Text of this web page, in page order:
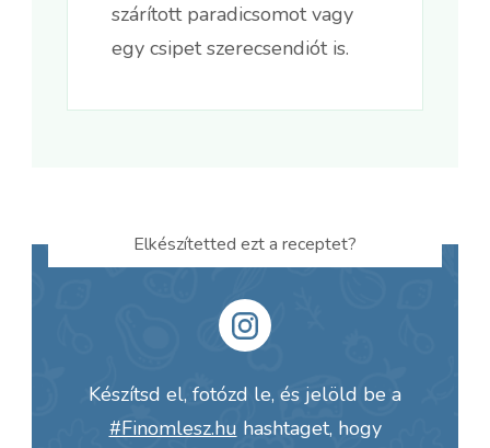
szárított paradicsomot vagy
egy csipet szerecsendiót is.
Elkészítetted ezt a receptet?
Készítsd el, fotózd le, és jelöld be a
#Finomlesz.hu hashtaget, hogy